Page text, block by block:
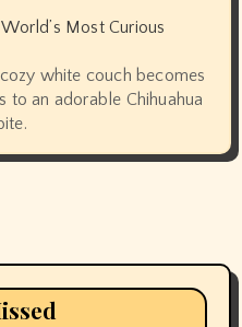
Most Curious
white couch becomes
to an adorable Chihuahua